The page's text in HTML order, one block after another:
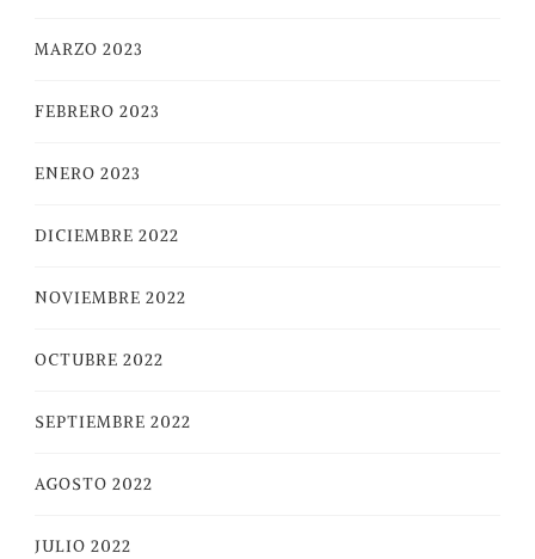
MARZO 2023
FEBRERO 2023
ENERO 2023
DICIEMBRE 2022
NOVIEMBRE 2022
OCTUBRE 2022
SEPTIEMBRE 2022
AGOSTO 2022
JULIO 2022